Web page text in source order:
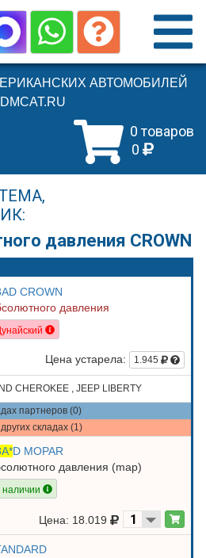
АВТОМОБИЛЕЙ
DMCAT.RU
0 товаров
0
давления CROWN
CROWN
давления
Цена устарела: 1.945
CHEROKEE , JEEP LIBERTY
партнеров (0)
складах (1)
D MOPAR
давления (map)
наличии
Цена: 18.019